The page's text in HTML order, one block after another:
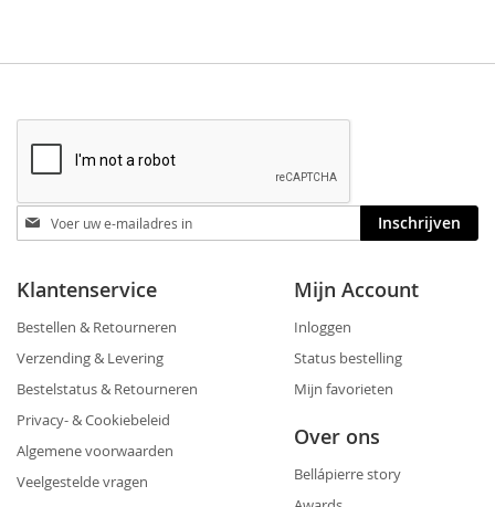
Blijf
op
hoogte
Inschrijven
Klantenservice
Bestellen & Retourneren
Verzending & Levering
Bestelstatus & Retourneren
Privacy- & Cookiebeleid
Algemene voorwaarden
Veelgestelde vragen
Mijn Account
Inloggen
Status bestelling
Mijn favorieten
Over ons
Bellápierre story